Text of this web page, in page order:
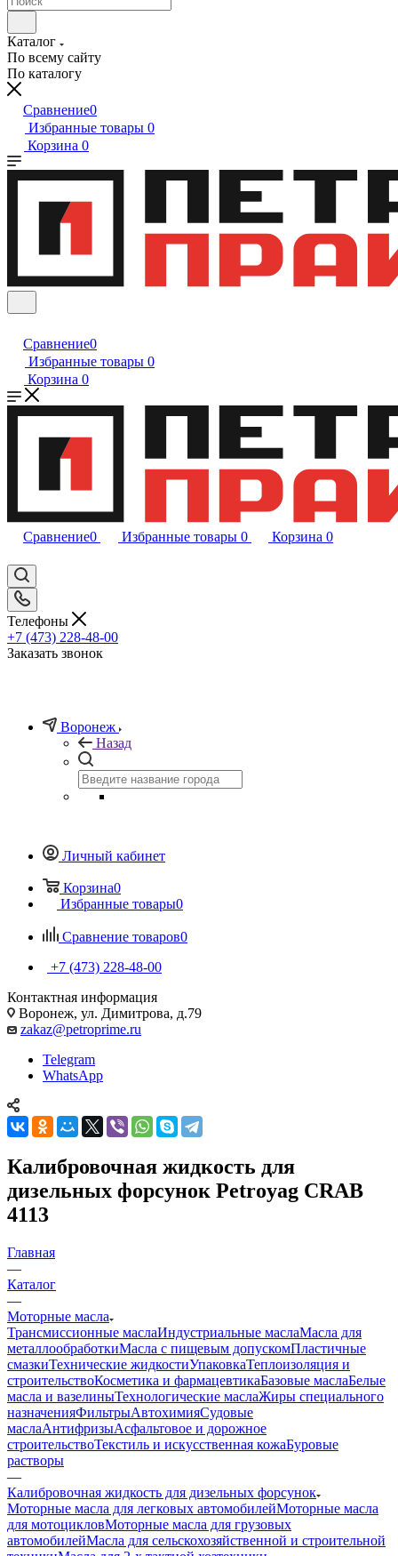
Каталог
По всему сайту
По каталогу
Сравнение0
Избранные товары 0
Корзина 0
Сравнение0
Избранные товары 0
Корзина 0
Сравнение0 Избранные товары 0 Корзина 0
Телефоны
+7 (473) 228-48-00
Заказать звонок
Воронеж
Назад
Личный кабинет
Корзина0
Избранные товары0
Сравнение товаров0
+7 (473) 228-48-00
Контактная информация
Воронеж, ул. Димитрова, д.79
zakaz@petroprime.ru
Telegram
WhatsApp
Калибровочная жидкость для
дизельных форсунок Petroyag CRAB
4113
Главная
—
Каталог
—
Моторные масла
Трансмиссионные маслаИндустриальные маслаМасла для
металлообработкиМасла с пищевым допускомПластичные
смазкиТехнические жидкостиУпаковкаТеплоизоляция и
строительствоКосметика и фармацевтикаБазовые маслаБелые
масла и вазелиныТехнологические маслаЖиры специального
назначенияФильтрыАвтохимияСудовые
маслаАнтифризыАсфальтовое и дорожное
строительствоТекстиль и искусственная кожаБуровые
растворы
—
Калибровочная жидкость для дизельных форсунок
Моторные масла для легковых автомобилейМоторные масла
для мотоцикловМоторные масла для грузовых
автомобилейМасла для сельскохозяйственной и строительной